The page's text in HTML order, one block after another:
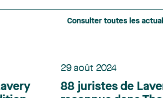
Consulter toutes les
29 août 2024
88 juristes de